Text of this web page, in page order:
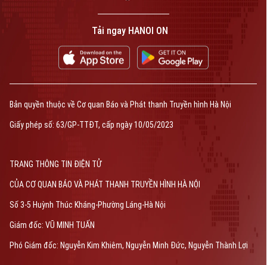
Tải ngay HANOI ON
Bản quyền thuộc về Cơ quan Báo và Phát thanh Truyền hình Hà Nội
Giấy phép số: 63/GP-TTĐT, cấp ngày 10/05/2023
TRANG THÔNG TIN ĐIỆN TỬ
CỦA CƠ QUAN BÁO VÀ PHÁT THANH TRUYỀN HÌNH HÀ NỘI
Số 3-5 Huỳnh Thúc Kháng-Phường Láng-Hà Nội
Giám đốc: VŨ MINH TUẤN
Phó Giám đốc: Nguyễn Kim Khiêm, Nguyễn Minh Đức, Nguyễn Thành Lợi